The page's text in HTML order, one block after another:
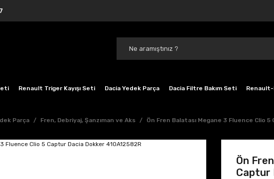
Renault Triger Kayışı Seti Dacia Yedek Parça Dacia Filtre Bakım Seti Renault-
Parça Fren, Debriyaj, Şanzıman ve Aks Ön Fren Balatası Megane 3 Fluence Clio
Ön
Captur